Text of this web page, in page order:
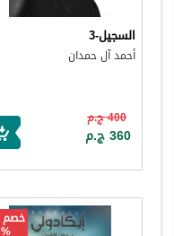
السجيل-3
أحمد آل حمدان
400 ج.م
360 ج.م
%